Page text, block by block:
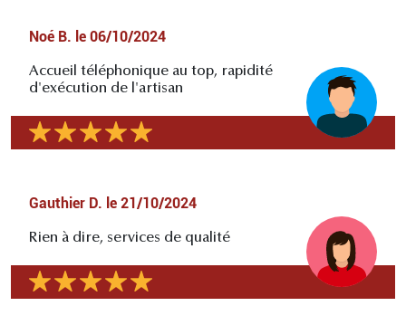
Noé B. le 06/10/2024
Accueil téléphonique au top, rapidité
d'exécution de l'artisan
Gauthier D. le 21/10/2024
Rien à dire, services de qualité